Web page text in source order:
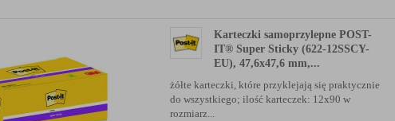
Karteczki samoprzylepne POST-
IT® Super Sticky (622-12SSCY-
EU), 47,6x47,6 mm,...
żółte karteczki, które przyklejają się praktycznie
do wszystkiego; ilość karteczek: 12x90 w
rozmiarz...